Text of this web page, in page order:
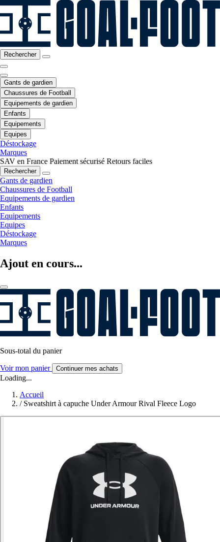
Rechercher
Gants de gardien
Chaussures de Football
Equipements de gardien
Enfants
Equipements
Equipes
Déstockage
Marques
SAV en France Paiement sécurisé Retours faciles
Rechercher
Gants de gardien
Chaussures de Football
Equipements de gardien
Enfants
Equipements
Equipes
Déstockage
Marques
Ajout en cours...
Sous-total du panier
Voir mon panier Continuer mes achats
Loading...
Accueil
/ Sweatshirt à capuche Under Armour Rival Fleece Logo